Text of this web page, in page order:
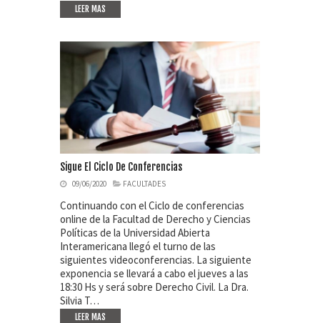
LEER MAS
Sigue El Ciclo De Conferencias
09/06/2020 FACULTADES
Continuando con el Ciclo de conferencias
online de la Facultad de Derecho y Ciencias
Políticas de la Universidad Abierta
Interamericana llegó el turno de las
siguientes videoconferencias. La siguiente
exponencia se llevará a cabo el jueves a las
18:30 Hs y será sobre Derecho Civil. La Dra.
Silvia T…
LEER MAS